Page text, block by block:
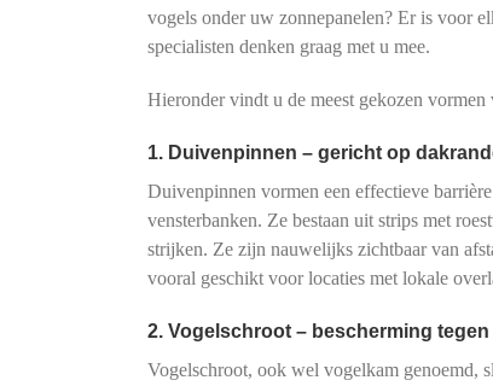
vogels onder uw zonnepanelen? Er is voor
specialisten denken graag met u mee.
Hieronder vindt u de meest gekozen
1. Duivenpinnen – gericht op
Duivenpinnen vormen een effectieve
vensterbanken. Ze bestaan uit strips met
strijken. Ze zijn nauwelijks zichtbaar van
vooral geschikt voor locaties met lokale
2. Vogelschroot – bescherming
Vogelschroot, ook wel vogelkam genoemd,